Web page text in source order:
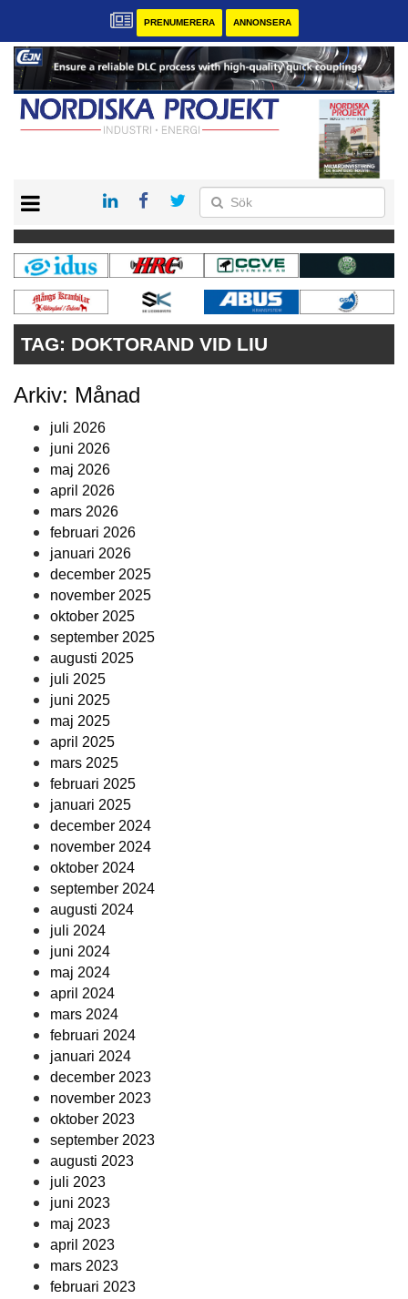
PRENUMERERA ANNONSERA
KONTAKT
VÅRA ANDRA MAGASIN
PRENUMERERA
ANNONSERA
TAG: DOKTORAND VID LIU
Arkiv: Månad
juli 2026
juni 2026
maj 2026
april 2026
mars 2026
februari 2026
januari 2026
december 2025
november 2025
oktober 2025
september 2025
augusti 2025
juli 2025
juni 2025
maj 2025
april 2025
mars 2025
februari 2025
januari 2025
december 2024
november 2024
oktober 2024
september 2024
augusti 2024
juli 2024
juni 2024
maj 2024
april 2024
mars 2024
februari 2024
januari 2024
december 2023
november 2023
oktober 2023
september 2023
augusti 2023
juli 2023
juni 2023
maj 2023
april 2023
mars 2023
februari 2023